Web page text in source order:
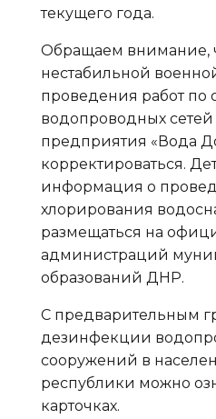
текущего года.
Обращаем внимание,
нестабильной
проведения работ по
водопроводных
предприятия «Вода
корректироваться.
информация о
хлорирования
размещаться на
администраций
образований ДНР.
С предварительным
дезинфекции
сооружений в
республики можно
карточках.